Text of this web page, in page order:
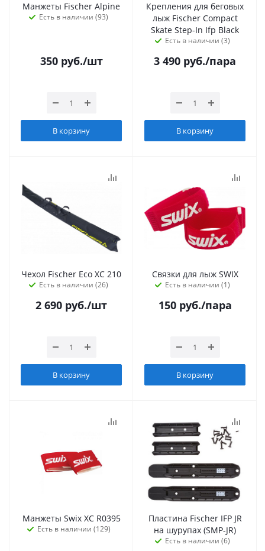
Манжеты Fischer Alpine
Есть в наличии (93)
350руб./шт
В корзину
Крепления для беговых
лыж Fischer Compact
Skate Step-In Ifp Black
Есть в наличии (3)
3 490 руб./пара
В корзину
Чехол Fischer Eco XC 210
Есть в наличии (26)
2 690 руб./шт
В корзину
Связки для лыж SWIX
Есть в наличии (1)
150руб./пара
В корзину
Манжеты Swix XC R0395
Есть в наличии (129)
Пластина Fischer IFP JR
на шурупах (SMP-JR)
Есть в наличии (6)